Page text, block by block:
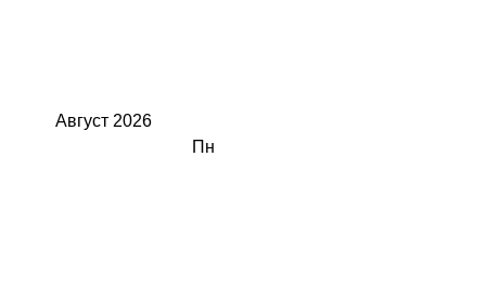
Август 2026
Пн